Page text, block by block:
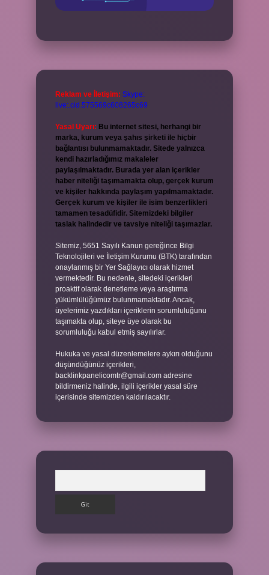
Reklam ve İletişim: Skype:
live:.cid.575569c608265c69
Yasal Uyarı: Bu internet sitesi, herhangi bir
marka, kurum veya şahıs şirketi ile hiçbir
bağlantısı bulunmamaktadır. Sitede yalnızca
kendi hazırladığımız makaleler
paylaşılmaktadır. Burada yer alan içerikler
haber niteliği taşımamakta olup, gerçek kurum
ve kişiler hakkında paylaşım yapılmamaktadır.
Gerçek kurum ve kişiler ile isim benzerlikleri
tamamen tesadüfidir. Sitemizdeki bilgiler
taslak halindedir ve tavsiye niteliği taşımazlar.
Sitemiz, 5651 Sayılı Kanun gereğince Bilgi
Teknolojileri ve İletişim Kurumu (BTK) tarafından
onaylanmış bir Yer Sağlayıcı olarak hizmet
vermektedir. Bu nedenle, sitedeki içerikleri
proaktif olarak denetleme veya araştırma
yükümlülüğümüz bulunmamaktadır. Ancak,
üyelerimiz yazdıkları içeriklerin sorumluluğunu
taşımakta olup, siteye üye olarak bu
sorumluluğu kabul etmiş sayılırlar.
Hukuka ve yasal düzenlemelere aykırı olduğunu
düşündüğünüz içerikleri,
backlinkpanelicomtr@gmail.com adresine
bildirmeniz halinde, ilgili içerikler yasal süre
içerisinde sitemizden kaldırılacaktır.